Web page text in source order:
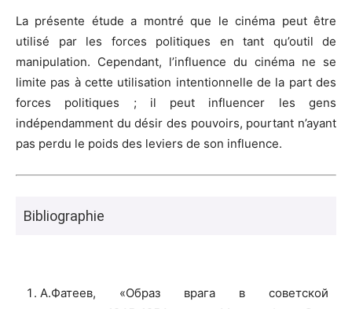
La présente étude a montré que le cinéma peut être
utilisé par les forces politiques en tant qu’outil de
manipulation. Cependant, l’influence du cinéma ne se
limite pas à cette utilisation intentionnelle de la part des
forces politiques ; il peut influencer les gens
indépendamment du désir des pouvoirs, pourtant n’ayant
pas perdu le poids des leviers de son influence.
Bibliographie
А.Фатеев, «Образ врага в советской